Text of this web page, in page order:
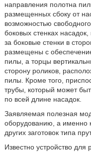
направления полотна
размещенных сбоку от
возможностью
боковых стенках
за боковые стенки в
размещены с
пилы, а торцы
сторону роликов,
пилы. Кроме того,
трубы, который может
по всей длине насадок.
Заявляемая полезная
оборудованию, а именно
других заготовок типа
Известно устройство